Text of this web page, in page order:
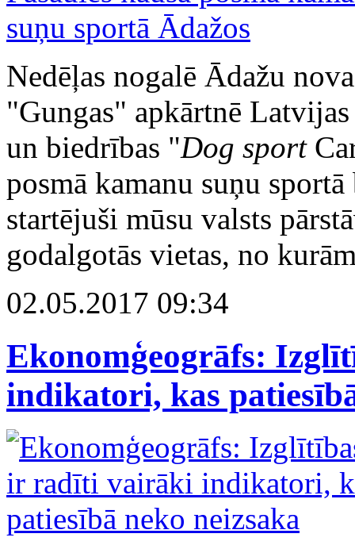
Nedēļas nogalē Ādažu
"Gungas" apkārtnē
un biedrības "Dog sport
posmā kamanu suņu
startējuši mūsu valsts
godalgotās vietas, no
02.05.2017 09:34
Ekonomģeogrāfs:
indikatori, kas